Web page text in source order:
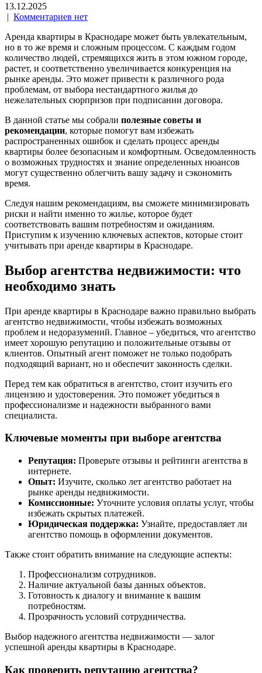
13.12.2025
| Комментариев нет
Аренда квартиры в Краснодаре может быть увлекательным,
но в то же время и сложным процессом. С каждым годом
количество людей, стремящихся жить в этом южном городе,
растет, и соответственно увеличивается конкуренция на
рынке аренды. Это может привести к различного рода
проблемам, от выбора нестандартного жилья до
нежелательных сюрпризов при подписании договора.
В данной статье мы собрали полезные советы и
рекомендации, которые помогут вам избежать
распространенных ошибок и сделать процесс аренды
квартиры более безопасным и комфортным. Осведомленность
о возможных трудностях и знание определенных нюансов
могут существенно облегчить вашу задачу и сэкономить
время.
Следуя нашим рекомендациям, вы сможете минимизировать
риски и найти именно то жилье, которое будет
соответствовать вашим потребностям и ожиданиям.
Приступим к изучению ключевых аспектов, которые стоит
учитывать при аренде квартиры в Краснодаре.
Выбор агентства недвижимости: что
необходимо знать
При аренде квартиры в Краснодаре важно правильно выбрать
агентство недвижимости, чтобы избежать возможных
проблем и недоразумений. Главное – убедиться, что агентство
имеет хорошую репутацию и положительные отзывы от
клиентов. Опытный агент поможет не только подобрать
подходящий вариант, но и обеспечит законность сделки.
Перед тем как обратиться в агентство, стоит изучить его
лицензию и удостоверения. Это поможет убедиться в
профессионализме и надежности выбранного вами
специалиста.
Ключевые моменты при выборе агентства
Репутация: Проверьте отзывы и рейтинги агентства в
интернете.
Опыт: Изучите, сколько лет агентство работает на
рынке аренды недвижимости.
Комиссионные: Уточните условия оплаты услуг, чтобы
избежать скрытых платежей.
Юридическая поддержка: Узнайте, предоставляет ли
агентство помощь в оформлении документов.
Также стоит обратить внимание на следующие аспекты:
Профессионализм сотрудников.
Наличие актуальной базы данных объектов.
Готовность к диалогу и внимание к вашим
потребностям.
Прозрачность условий сотрудничества.
Выбор надежного агентства недвижимости — залог
успешной аренды квартиры в Краснодаре.
Как проверить репутацию агентства?